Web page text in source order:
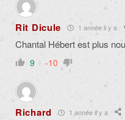
Rit Dicule 1 année il y a
Chantal Hébert est plus
9 -10
Richard 1 année il y a